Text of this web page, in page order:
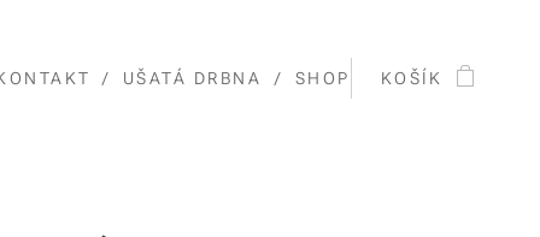
UŠATÁ DRBNA SHOP KOŠÍK